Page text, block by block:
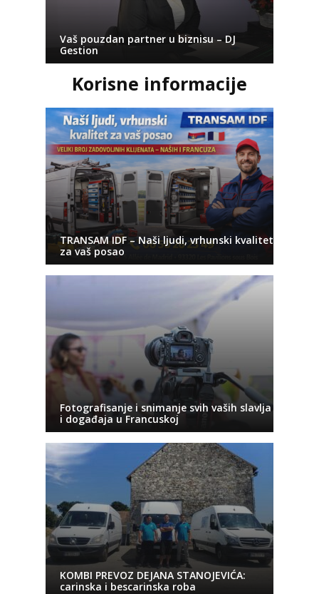
Vaš pouzdan partner u biznisu – DJ
Gestion
Korisne informacije
TRANSAM IDF – Naši ljudi, vrhunski kvalitet
za vaš posao
Fotografisanje i snimanje svih vaših slavlja
i događaja u Francuskoj
KOMBI PREVOZ DEJANA STANOJEVIĆA:
carinska i bescarinska roba